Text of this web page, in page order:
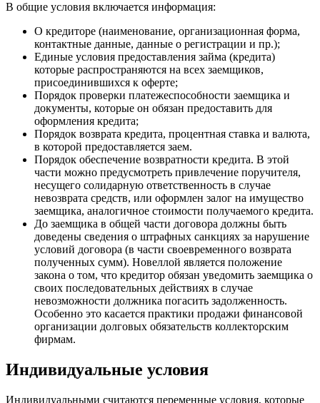
В общие условия включается информация:
О кредиторе (наименование, организационная форма,
контактные данные, данные о регистрации и пр.);
Единые условия предоставления займа (кредита)
которые распространяются на всех заемщиков,
присоединившихся к оферте;
Порядок проверки платежеспособности заемщика и
документы, которые он обязан предоставить для
оформления кредита;
Порядок возврата кредита, процентная ставка и валюта,
в которой предоставляется заем.
Порядок обеспечение возвратности кредита. В этой
части можно предусмотреть привлечение поручителя,
несущего солидарную ответственность в случае
невозврата средств, или оформлен залог на имущество
заемщика, аналогичное стоимости получаемого кредита.
До заемщика в общей части договора должны быть
доведены сведения о штрафных санкциях за нарушение
условий договора (в части своевременного возврата
полученных сумм). Новеллой является положение
закона о том, что кредитор обязан уведомить заемщика о
своих последовательных действиях в случае
невозможности должника погасить задолженность.
Особенно это касается практики продажи финансовой
организации долговых обязательств коллекторским
фирмам.
Индивидуальные условия
Индивидуальными считаются переменные условия, которые
Выберите ваш город